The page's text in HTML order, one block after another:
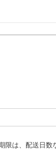
限は、配送日数